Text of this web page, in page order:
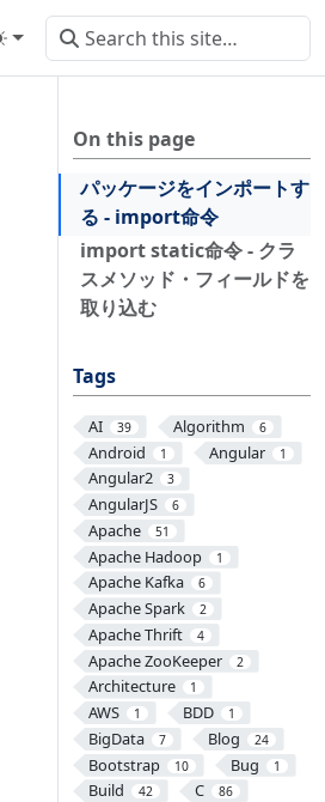
On this page
パッケージをインポートす
る - import命令
import static命令 - クラ
スメソッド・フィールドを
取り込む
Tags
AI 39 Algorithm 6
Android 1 Angular 1
Angular2 3
AngularJS 6
Apache 51
Apache Hadoop 1
Apache Kafka 6
Apache Spark 2
Apache Thrift 4
Apache ZooKeeper 2
Architecture 1
AWS 1 BDD 1
BigData 7 Blog 24
Bootstrap 10 Bug 1
Build 42 C 86